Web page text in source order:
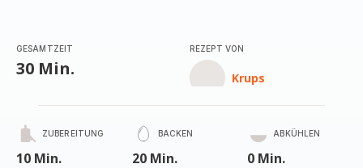
GESAMTZEIT
30 Min.
REZEPT VON
Krups
ZUBEREITUNG
10 Min.
BACKEN
20 Min.
ABKÜHLEN
0 Min.